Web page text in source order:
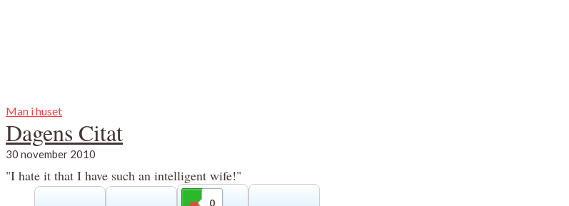
Man i huset
Dagens Citat
30 november 2010
"I hate it that I have such an intelligent wife!"
0